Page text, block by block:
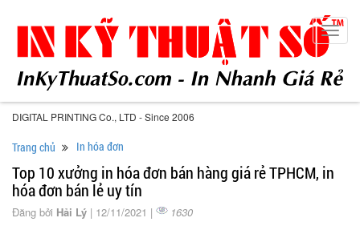
DIGITAL PRINTING Co., LTD - Since 2006
Trang chủ In hóa đơn
Top 10 xưởng in hóa đơn bán hàng giá rẻ TPHCM, in
hóa đơn bán lẻ uy tín
Đăng bởi Hải Lý | 12/11/2021 | 1630